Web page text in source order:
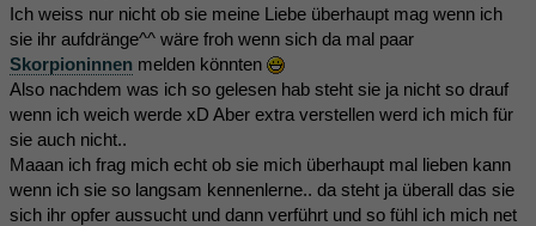
Ich weiss nur nicht ob sie meine Liebe überhaupt mag wenn ich
sie ihr aufdränge^^ wäre froh wenn sich da mal paar
Skorpioninnen melden könnten
Also nachdem was ich so gelesen hab steht sie ja nicht so drauf
wenn ich weich werde xD Aber extra verstellen werd ich mich für
sie auch nicht..
Maaan ich frag mich echt ob sie mich überhaupt mal lieben kann
wenn ich sie so langsam kennenlerne.. da steht ja überall das sie
sich ihr opfer aussucht und dann verführt und so fühl ich mich net